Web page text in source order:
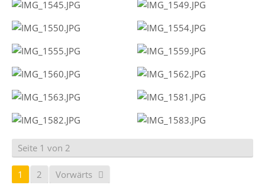
Seite 1 von 2
1 2 Vorwärts